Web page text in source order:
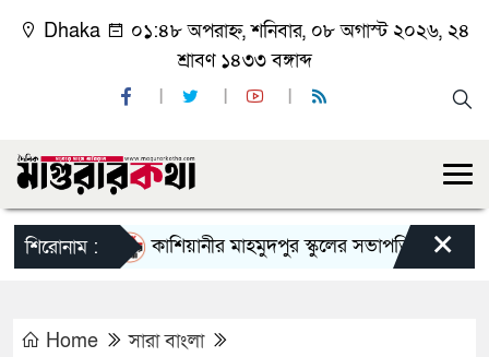
Dhaka
০১:৪৮ অপরাহ্ন, শনিবার, ০৮ অগাস্ট ২০২৬, ২৪
শ্রাবণ ১৪৩৩ বঙ্গাব্দ
শিরোনাম : কাশিয়ানীর মাহমুদপুর স্কুলের সভাপতি হলেন গোবিন্দ
×
Home
সারা বাংলা